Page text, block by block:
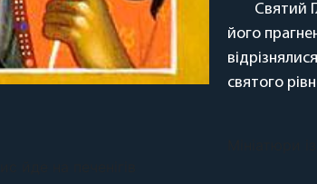
Святий
його
святого